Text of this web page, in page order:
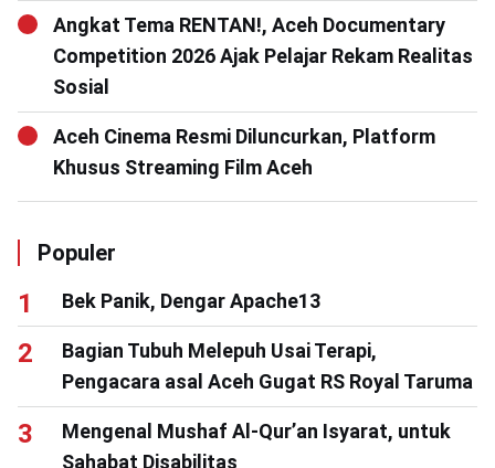
Angkat Tema RENTAN!, Aceh Documentary
Competition 2026 Ajak Pelajar Rekam Realitas
Sosial
Aceh Cinema Resmi Diluncurkan, Platform
Khusus Streaming Film Aceh
Populer
Bek Panik, Dengar Apache13
Bagian Tubuh Melepuh Usai Terapi,
Pengacara asal Aceh Gugat RS Royal Taruma
Mengenal Mushaf Al-Qur’an Isyarat, untuk
Sahabat Disabilitas